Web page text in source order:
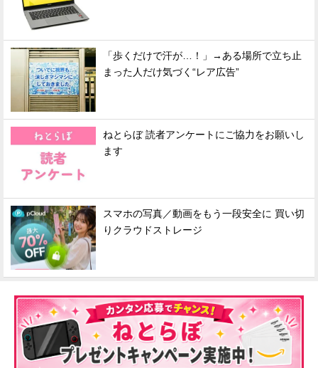
「歩くだけで汗が…！」→ある場所で立ち止
まった人だけ気づく“レア広告”
ねとらぼ 読者アンケートにご協力をお願いし
ます
スマホの写真／動画をもう一段安全に 買い切
りクラウドストレージ